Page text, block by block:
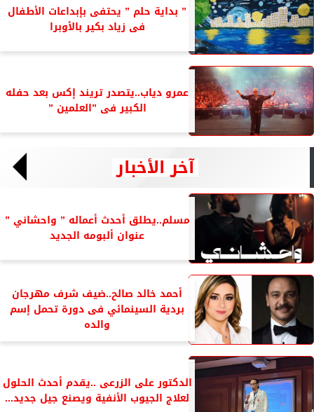
” بداية حلم ” يحتفى بإبداعات الأطفال
فى زياد بكير بالأوبرا
عمرو دياب..يتصدر تريند إكس بعد حفله
الكبير فى ”العلمين ”
آخر الأخبار
مسلم..يطلق أحدث أعماله ” واحشاني ”
عنوان ألبومه الجديد
أحمد خالد صالح..ضيف شرف مهرجان
بردية السينمائي فى دورة تحمل إسم
والده
الدكتور على الزرعى ..يقدم أحدث الحلول
لعلاج الجيوب الأنفية ويصنع جيل جديد...